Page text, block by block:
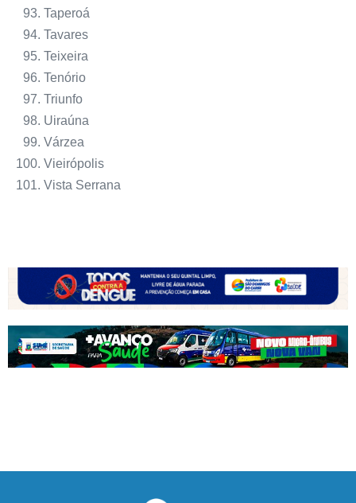
Taperoá
Tavares
Teixeira
Tenório
Triunfo
Uiraúna
Várzea
Vieirópolis
Vista Serrana